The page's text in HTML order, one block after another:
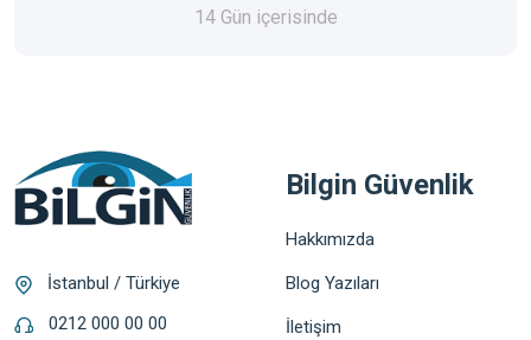
14 Gün içerisinde
İstanbul / Türkiye
0212 000 00 00
Bilgin Güvenlik
Hakkımızda
Blog Yazıları
İletişim